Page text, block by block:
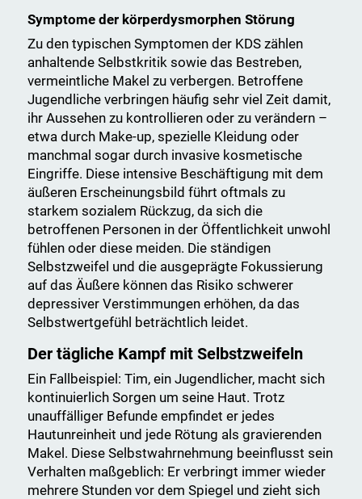
Symptome der körperdysmorphen Störung
Zu den typischen Symptomen der KDS zählen
anhaltende Selbstkritik sowie das Bestreben,
vermeintliche Makel zu verbergen. Betroffene
Jugendliche verbringen häufig sehr viel Zeit damit,
ihr Aussehen zu kontrollieren oder zu verändern –
etwa durch Make-up, spezielle Kleidung oder
manchmal sogar durch invasive kosmetische
Eingriffe. Diese intensive Beschäftigung mit dem
äußeren Erscheinungsbild führt oftmals zu
starkem sozialem Rückzug, da sich die
betroffenen Personen in der Öffentlichkeit unwohl
fühlen oder diese meiden. Die ständigen
Selbstzweifel und die ausgeprägte Fokussierung
auf das Äußere können das Risiko schwerer
depressiver Verstimmungen erhöhen, da das
Selbstwertgefühl beträchtlich leidet.
Der tägliche Kampf mit Selbstzweifeln
Ein Fallbeispiel: Tim, ein Jugendlicher, macht sich
kontinuierlich Sorgen um seine Haut. Trotz
unauffälliger Befunde empfindet er jedes
Hautunreinheit und jede Rötung als gravierenden
Makel. Diese Selbstwahrnehmung beeinflusst sein
Verhalten maßgeblich: Er verbringt immer wieder
mehrere Stunden vor dem Spiegel und zieht sich